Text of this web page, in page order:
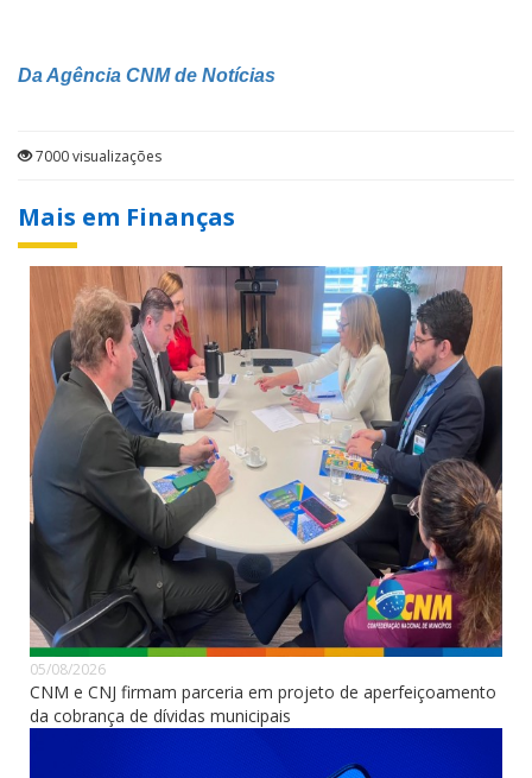
Da Agência CNM de Notícias
7000 visualizações
Mais em Finanças
05/08/2026
CNM e CNJ firmam parceria em projeto de aperfeiçoamento
da cobrança de dívidas municipais